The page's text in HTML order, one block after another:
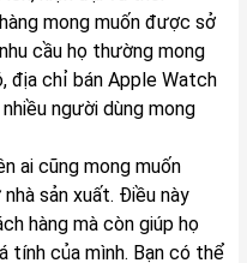
mong muốn được sở
cầu họ thường mong
địa chỉ bán Apple Watch
người dùng mong
ai cũng mong muốn
sản xuất. Điều này
hàng mà còn giúp họ
tính của mình. Bạn có thể